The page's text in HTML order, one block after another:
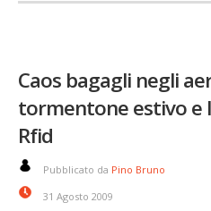
Caos bagagli negli
tormentone estivo e
Rfid
Pubblicato da Pino Bruno
31 Agosto 2009